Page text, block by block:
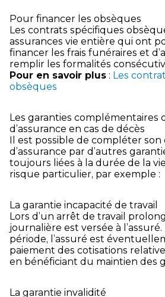
Pour financer les obsèques
Les contrats spécifiques
assurances vie entière qui ont
financer les frais funéraires et
remplir les formalités
Pour en savoir plus : Les
obsèques
Les garanties complémentaires
d’assurance en cas de décès
Il est possible de compléter son
d’assurance par d’autres
toujours liées à la durée de la
risque particulier, par exemple :
La garantie incapacité de travail
Lors d’un arrêt de travail
journalière est versée à
période, l’assuré est
paiement des cotisations
en bénéficiant du maintien des
La garantie invalidité